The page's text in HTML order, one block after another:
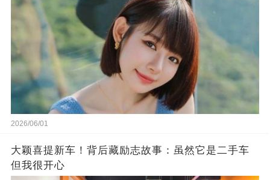
2026/06/01
大颖喜提新车！背后藏励志故事：虽然它是二手车
但我很开心